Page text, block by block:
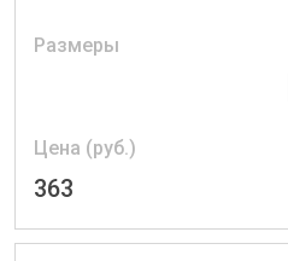
Размеры
Цена (руб.)
363